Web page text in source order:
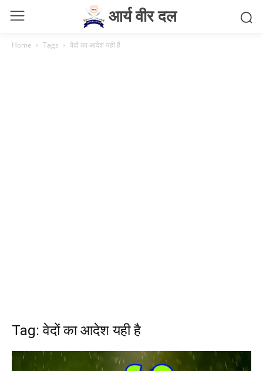
आर्य वीर दल
Home Tags वेदों का आदेश यही है
Tag: वेदों का आदेश यही है